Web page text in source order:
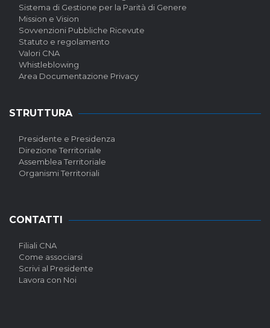
Sistema di Gestione per la Parità di Genere
Mission e Vision
Sovvenzioni Pubbliche Ricevute
Statuto e regolamento
Valori CNA
Whistleblowing
Area Documentazione Privacy
STRUTTURA
Presidente e Presidenza
Direzione Territoriale
Assemblea Territoriale
Organismi Territoriali
CONTATTI
Filiali CNA
Come associarsi
Scrivi al Presidente
Lavora con Noi